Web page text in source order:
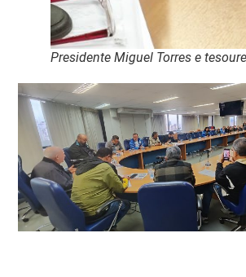
Presidente Miguel Torres e